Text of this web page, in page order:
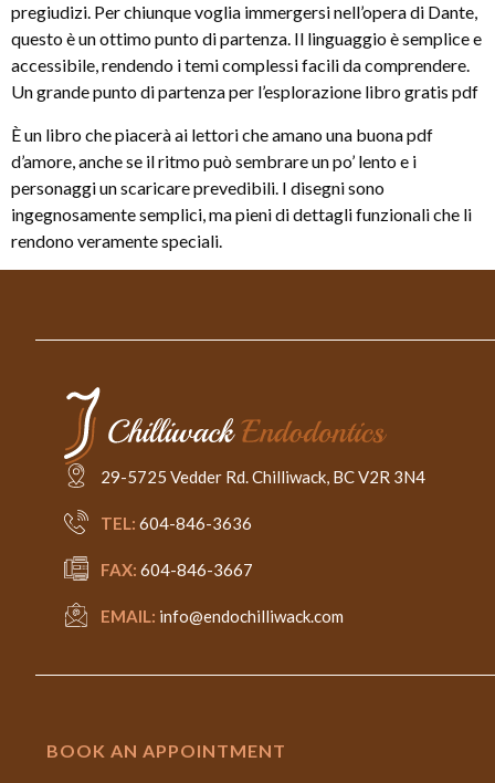
pregiudizi. Per chiunque voglia immergersi nell’opera di Dante,
questo è un ottimo punto di partenza. Il linguaggio è semplice e
accessibile, rendendo i temi complessi facili da comprendere.
Un grande punto di partenza per l’esplorazione libro gratis pdf
È un libro che piacerà ai lettori che amano una buona pdf
d’amore, anche se il ritmo può sembrare un po’ lento e i
personaggi un scaricare prevedibili. I disegni sono
ingegnosamente semplici, ma pieni di dettagli funzionali che li
rendono veramente speciali.
29-5725 Vedder Rd. Chilliwack, BC V2R 3N4
TEL: 604-846-3636
FAX: 604-846-3667
EMAIL: info@endochilliwack.com
BOOK AN APPOINTMENT